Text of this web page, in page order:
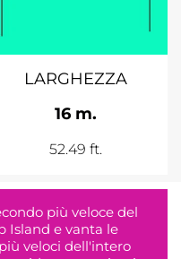
LARGHEZZA
16 m.
52.49 ft.
più veloce del
Island e vanta le
veloci dell'intero